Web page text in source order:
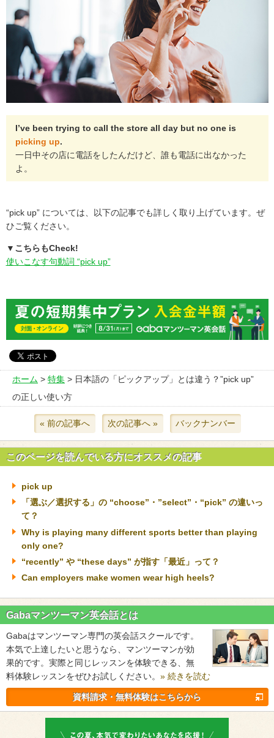
I’ve been trying to call the store all day but no one is
picking up.
一日中その店に電話をしたんだけど、誰も電話に出なかった
よ。
“pick up” については、以下の記事でも詳しく取り上げています。ぜ
ひご覧ください。
▼こちらもCheck!
使いこなす句動詞 “pick up”
ホーム > 特集 > 日本語の「ピックアップ」とは違う？”pick up”
の正しい使い方
« 前の記事へ 次の記事へ » バックナンバー
このページを読んでいる方にオススメの記事
pick up
「選ぶ／選択する」の “choose”・”select”・“pick” の違いっ
て？
Why is playing many different sports better than playing
only one?
“recently” や “these days” が指す「最近」って？
Can employers make women wear high heels?
Gabaマンツーマン英会話とは
Gabaはマンツーマン専門の英会話スクールです。
本気で上達したいと思うなら、マンツーマンが効
果的です。実際と同じレッスンを体験できる、無
料体験レッスンをぜひお試しください。 » 続きを読む
資料請求・無料体験はこちらから